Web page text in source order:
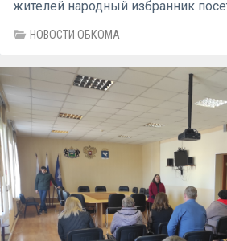
жителей народный избранник
гражданами и провела приёмы
НОВОСТИ ОБКОМА